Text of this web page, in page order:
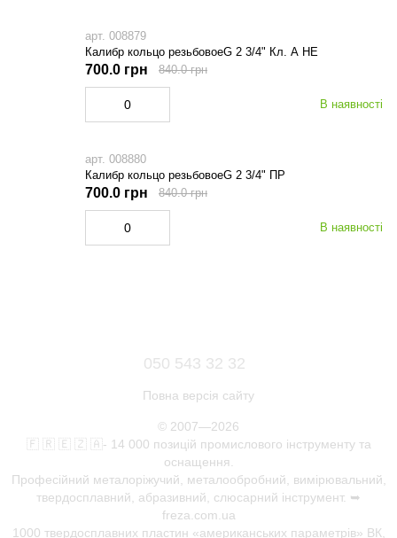
арт. 008879
Калибр кольцо резьбовоеG 2 3/4" Кл. А НЕ
В наявності
700.0 грн 840.0 грн
арт. 008880
Калибр кольцо резьбовоеG 2 3/4" ПР
В наявності
700.0 грн 840.0 грн
050 543 32 32
Повна версія сайту
© 2007—2026
🇫 🇷 🇪 🇿 🇦- 14 000 позицій промислового інструменту та
оснащення.
Професійний металоріжучий, металообробний, вимірювальний,
твердосплавний, абразивний, слюсарний інструмент. ➥
freza.com.ua
1000 твердосплавних пластин «американських параметрів» ВК,